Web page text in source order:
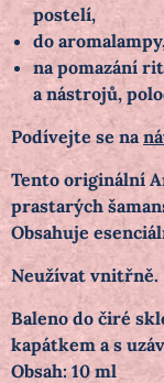
postelí,
do
na pomazání
a nástrojů,
Podívejte se na
Tento originální
prastarých
Obsahuje
Neužívat vnitřně.
Baleno do čiré
kapátkem a s
Obsah: 10 ml